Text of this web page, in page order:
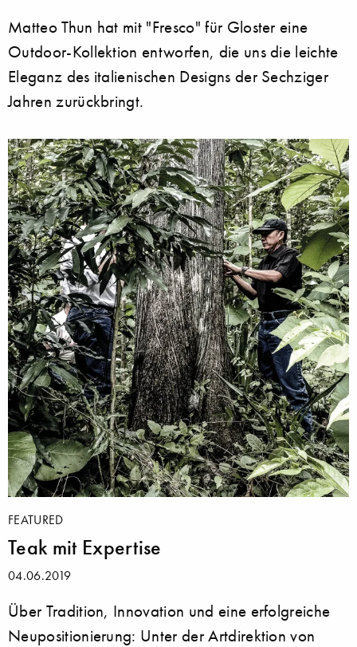
Matteo Thun hat mit "Fresco" für Gloster eine
Outdoor-Kollektion entworfen, die uns die leichte
Eleganz des italienischen Designs der Sechziger
Jahren zurückbringt.
FEATURED
Teak mit Expertise
04.06.2019
Über Tradition, Innovation und eine erfolgreiche
Neupositionierung: Unter der Artdirektion von